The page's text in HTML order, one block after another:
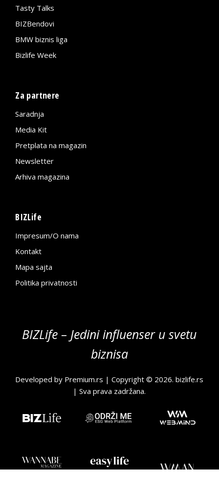
Tasty Talks
BIZBendovi
BMW biznis liga
Bizlife Week
Za partnere
Saradnja
Media Kit
Pretplata na magazin
Newsletter
Arhiva magazina
BIZLife
Impresum/O nama
Kontakt
Mapa sajta
Politika privatnosti
BIZLife – Jedini influenser u svetu
biznisa
Developed by Premium.rs | Copyright © 2026.bizlife.rs
| Sva prava zadržana.